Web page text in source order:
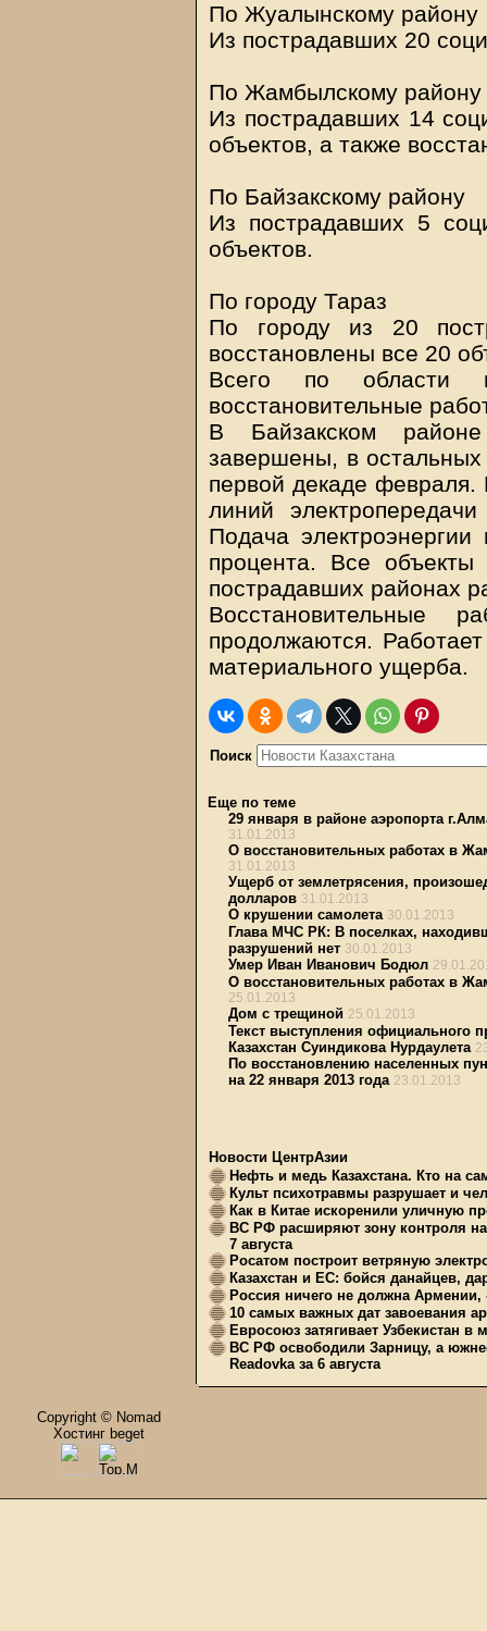
По Жуалынскому району
Из пострадавших 20
По Жамбылскому району
Из пострадавших 14
объектов, а также
По Байзакскому району
Из пострадавших 5
объектов.
По городу Тараз
По городу из 20
восстановлены все 20
Всего по области
восстановительные
В Байзакском
завершены, в
первой декаде февраля.
линий
Подача
процента. Все объекты
пострадавших районах
Восстановительные
продолжаются.
материального ущерба.
Поиск
Еще по теме
29 января в районе аэропорта
31.01.2013
О восстановительных работах в
31.01.2013
Ущерб от землетрясения,
долларов 31.01.2013
О крушении самолета 30.01.2013
Глава МЧС РК: В поселках,
разрушений нет 30.01.2013
Умер Иван Иванович Бодюл
О восстановительных работах в
25.01.2013
Дом с трещиной 25.01.2013
Текст выступления официального
Казахстан Суиндикова Нурдаулета
По восстановлению населенных
на 22 января 2013 года 23.01.2013
Новости ЦентрАзии
Нефть и медь Казахстана. Кто на
Культ психотравмы разрушает и
Как в Китае искоренили уличную
ВС РФ расширяют зону контроля на
7 августа
Росатом построит ветряную
Казахстан и ЕС: бойся данайцев,
Россия ничего не должна Армении,
10 самых важных дат завоевания
Евросоюз затягивает Узбекистан
ВС РФ освободили Зарницу, а
Readovka за 6 августа
Copyright © Nomad
Хостинг beget